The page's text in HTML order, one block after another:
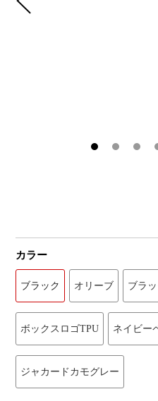
カラー
ブラック オリーブ ブラ
ボックスロゴTPU ネイビー
ジャカードカモグレー